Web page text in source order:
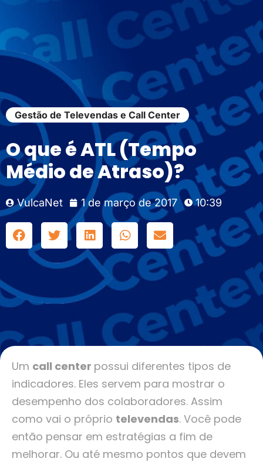
Gestão de Televendas e Call Center
O que é ATL (Tempo
Médio de Atraso)?
VulcaNet 1 de março de 2017 10:39
Um call center possui diferentes tipos de
indicadores. Eles servem para mostrar o
desempenho dos colaboradores. Assim
como vai o próprio televendas. Você pode
então pensar em estratégias a fim de
melhorar. Ou até mesmo pontos que devem